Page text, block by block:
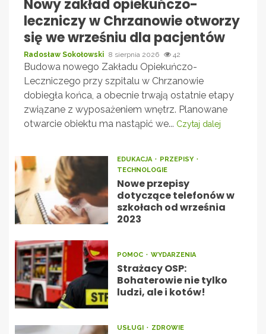
Nowy zakład opiekuńczo-
leczniczy w Chrzanowie otworzy
się we wrześniu dla pacjentów
Radosław Sokołowski 8 sierpnia 2026 42
Budowa nowego Zakładu Opiekuńczo-
Leczniczego przy szpitalu w Chrzanowie
dobiegła końca, a obecnie trwają ostatnie etapy
związane z wyposażeniem wnętrz. Planowane
otwarcie obiektu ma nastąpić we... Czytaj dalej
EDUKACJA
PRZEPISY
TECHNOLOGIE
Nowe przepisy
dotyczące telefonów w
szkołach od września
2023
POMOC WYDARZENIA
Strażacy OSP:
Bohaterowie nie tylko
ludzi, ale i kotów!
USŁUGI ZDROWIE